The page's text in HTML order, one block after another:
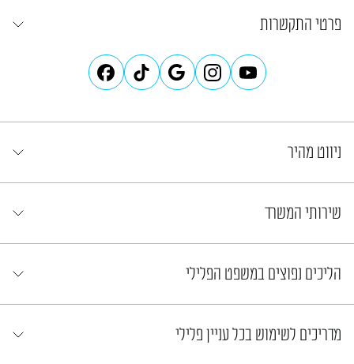
פרטי התקשרות
ניווט מהיר
שירותי המשרד
הליכים נפוצים במשפט הפלילי
מדריכים לשימוש בכל עניין פלילי